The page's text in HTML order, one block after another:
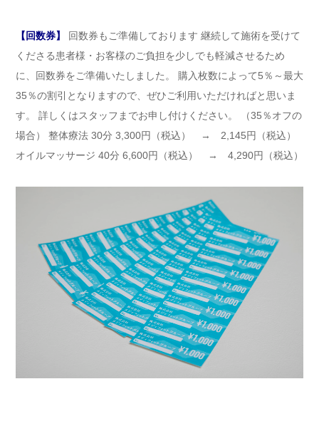
【回数券】
回数券もご準備しております 継続して施術を受けて
くださる患者様・お客様のご負担を少しでも軽減させるため
に、回数券をご準備いたしました。 購入枚数によって5％～最大
35％の割引となりますので、ぜひご利用いただければと思いま
す。 詳しくはスタッフまでお申し付けください。 （35％オフの
場合） 整体療法 30分 3,300円（税込） → 2,145円（税込）
オイルマッサージ 40分 6,600円（税込） → 4,290円（税込）